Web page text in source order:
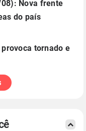
Nova frente
do país
tornado e